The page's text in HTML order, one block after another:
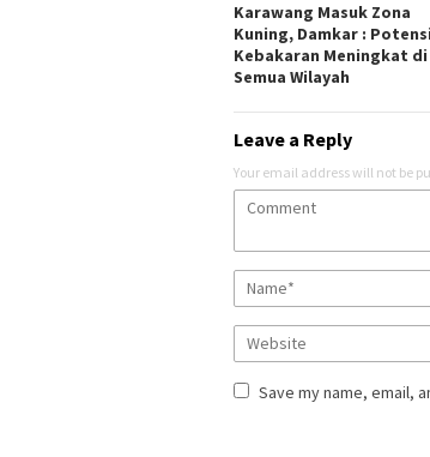
Karawang Masuk Zona
Kuning, Damkar : Potensi
Kebakaran Meningkat di
Semua Wilayah
Leave a Reply
Your email address will not be
Save my name, email,